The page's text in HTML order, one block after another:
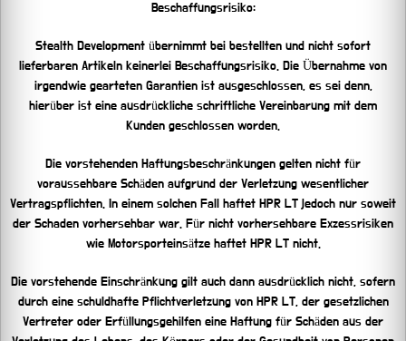
Beschaffungsrisiko:
Stealth Development übernimmt bei bestellten und nicht sofort
lieferbaren Artikeln keinerlei Beschaffungsrisiko. Die Übernahme von
irgendwie gearteten Garantien ist ausgeschlossen, es sei denn,
hierüber ist eine ausdrückliche schriftliche Vereinbarung mit dem
Kunden geschlossen worden.
Die vorstehenden Haftungsbeschränkungen gelten nicht für
voraussehbare Schäden aufgrund der Verletzung wesentlicher
Vertragspflichten. In einem solchen Fall haftet HPR LT jedoch nur soweit
der Schaden vorhersehbar war. Für nicht vorhersehbare Exzessrisiken
wie Motorsporteinsätze haftet HPR LT nicht.
Die vorstehende Einschränkung gilt auch dann ausdrücklich nicht, sofern
durch eine schuldhafte Pflichtverletzung von HPR LT, der gesetzlichen
Vertreter oder Erfüllungsgehilfen eine Haftung für Schäden aus der